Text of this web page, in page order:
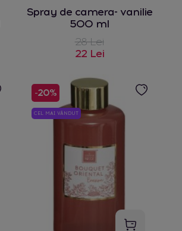
Spray de camera- vanilie
500 ml
28 Lei
22 Lei
-20%
CEL MAI VÂNDUT